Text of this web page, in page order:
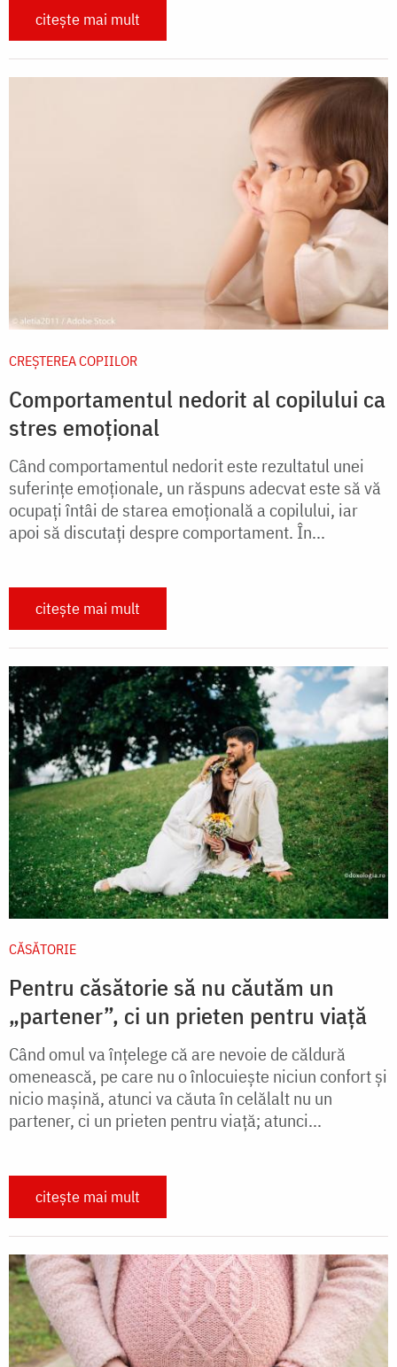
citește mai mult
CREŞTEREA COPIILOR
Comportamentul nedorit al copilului ca
stres emoțional
Când comportamentul nedorit este rezultatul unei
suferințe emoționale, un răspuns adecvat este să vă
ocupați întâi de starea emoțională a copilului, iar
apoi să discutați despre comportament. În...
citește mai mult
CĂSĂTORIE
Pentru căsătorie să nu căutăm un
„partener”, ci un prieten pentru viață
Când omul va înțelege că are nevoie de căldură
omenească, pe care nu o înlocuiește niciun confort și
nicio mașină, atunci va căuta în celălalt nu un
partener, ci un prieten pentru viață; atunci...
citește mai mult